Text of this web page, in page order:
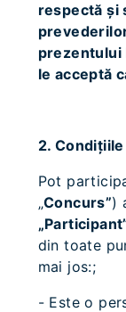
respectă și
prezentului
le acceptă
2.
Pot
„Concurs”)
din toate
mai jos:;
- Este o